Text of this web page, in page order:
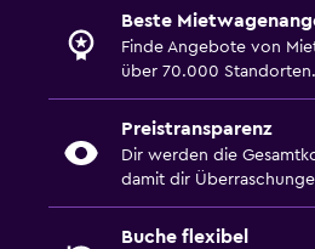
Beste
Finde Angebote von
über 70.000 Standorten.
Preistransparenz
Dir werden die
damit dir
Buche flexibel